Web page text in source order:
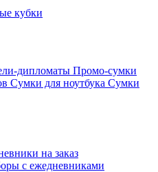
кубки
дипломаты Промо-сумки
Сумки для ноутбука Сумки
на заказ
с ежедневниками